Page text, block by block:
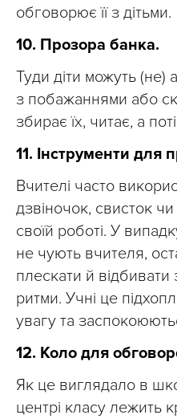
обговорює її з дітьми.
10. Прозора банка.
Туди діти можуть (не)
з побажаннями або
збирає їх, читає, а
11. Інструменти для
Вчителі часто
дзвіночок, свисток
своїй роботі. У
не чують вчителя,
плескати й відбивати
ритми. Учні це
увагу та
12. Коло для
Як це виглядало в
центрі класу лежить